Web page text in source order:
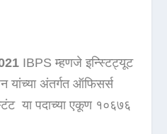
IBPS म्हणजे इन्स्टिट्यूट
यांच्या अंतर्गत ऑफिसर्स
या पदाच्या एकूण १०६७६